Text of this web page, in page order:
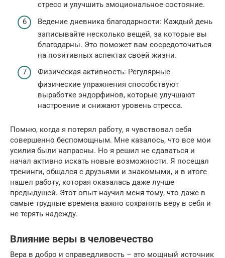
стресс и улучшить эмоциональное состояние.
Ведение дневника благодарности: Каждый день
записывайте несколько вещей, за которые вы
благодарны. Это поможет вам сосредоточиться
на позитивных аспектах своей жизни.
Физическая активность: Регулярные
физические упражнения способствуют
выработке эндорфинов, которые улучшают
настроение и снижают уровень стресса.
Помню, когда я потерял работу, я чувствовал себя
совершенно беспомощным. Мне казалось, что все мои
усилия были напрасны. Но я решил не сдаваться и
начал активно искать новые возможности. Я посещал
тренинги, общался с друзьями и знакомыми, и в итоге
нашел работу, которая оказалась даже лучше
предыдущей. Этот опыт научил меня тому, что даже в
самые трудные времена важно сохранять веру в себя и
не терять надежду.
Влияние веры в человечество
Вера в добро и справедливость – это мощный источник